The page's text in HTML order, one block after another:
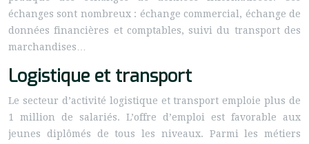
échanges sont nombreux : échange commercial, échange de
données financières et comptables, suivi du transport des
marchandises…
Logistique et transport
Le secteur d’activité logistique et transport emploie plus de
1 million de salariés. L’offre d’emploi est favorable aux
jeunes diplômés de tous les niveaux. Parmi les métiers